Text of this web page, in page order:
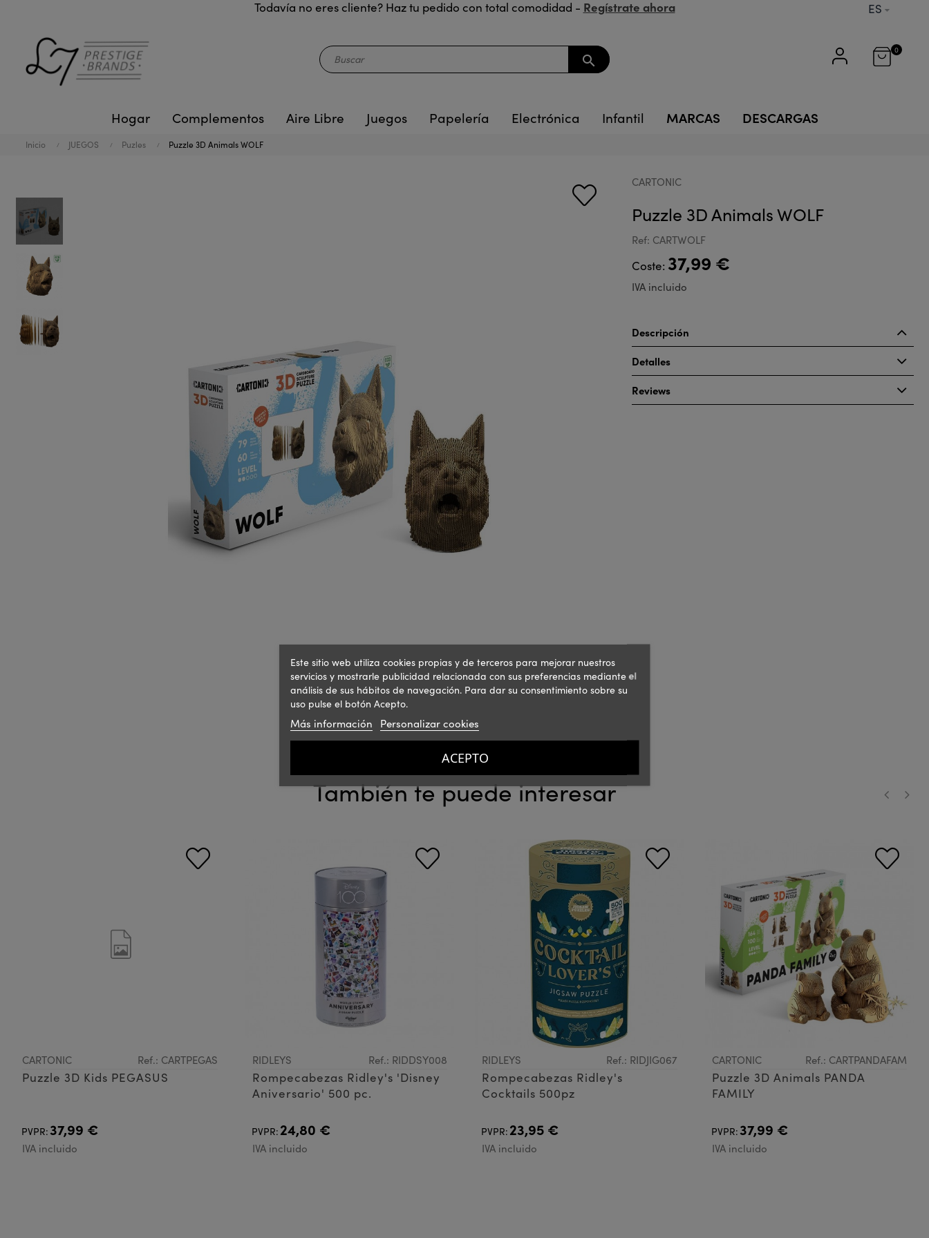
Todavía no eres cliente? Haz tu pedido con total comodidad - Regístrate ahora ES
search
0
Hogar Complementos Aire Libre Juegos Papelería Electrónica Infantil MARCAS DESCARGAS
Inicio JUEGOS Puzles Puzzle 3D Animals WOLF
CARTONIC
Puzzle 3D Animals WOLF
Ref: CARTWOLF
Coste: 37,99 €
IVA incluido
Descripción
Detalles
Reviews
También te puede interesar
CARTONIC Ref.: CARTPEGAS
Puzzle 3D Kids PEGASUS
PVPR:37,99 €
IVA incluido
RIDLEYS Ref.: RIDDSY008
Rompecabezas Ridley's 'Disney
Aniversario' 500 pc.
PVPR: 24,80 €
IVA incluido
RIDLEYS Ref.: RIDJIG067
Rompecabezas Ridley's
Cocktails 500pz
PVPR: 23,95 €
IVA incluido
CARTONIC Ref.: CARTPANDAFAM
Puzzle 3D Animals PANDA
FAMILY
PVPR:37,99 €
IVA incluido
Este sitio web utiliza cookies propias y de terceros para mejorar nuestros
servicios y mostrarle publicidad relacionada con sus preferencias mediante el
análisis de sus hábitos de navegación. Para dar su consentimiento sobre su
uso pulse el botón Acepto.
Más información Personalizar cookies
ACEPTO